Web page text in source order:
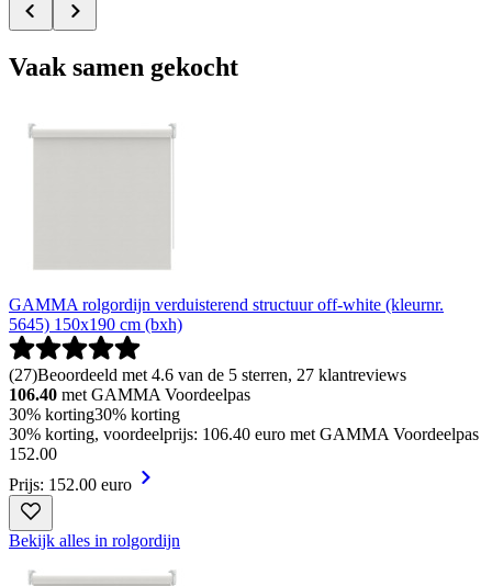
Vaak samen gekocht
GAMMA rolgordijn verduisterend structuur off-white (kleurnr.
5645) 150x190 cm (bxh)
(27)Beoordeeld met 4.6 van de 5 sterren, 27 klantreviews
106.40 met GAMMA Voordeelpas
30% korting30% korting
30% korting, voordeelprijs: 106.40 euro met GAMMA Voordeelpas
152.00
Prijs: 152.00 euro
Bekijk alles in rolgordijn